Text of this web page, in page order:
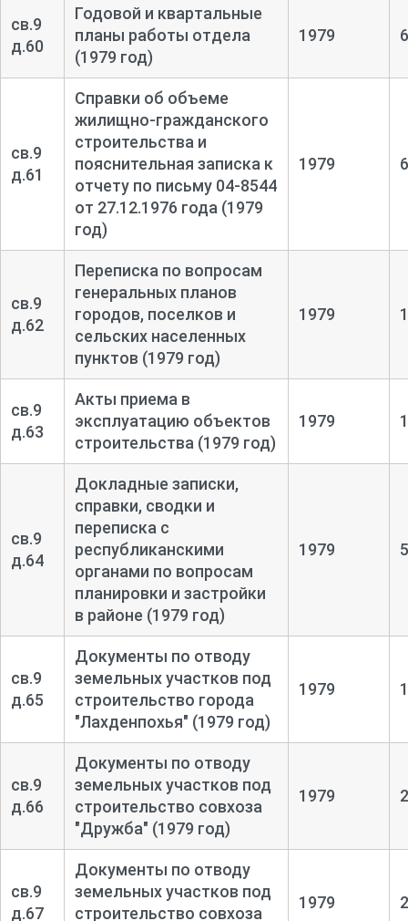
св.9
д.60
Годовой и квартальные
планы работы отдела
(1979 год)
1979 6
св.9
д.61
Справки об объеме
жилищно-гражданского
строительства и
пояснительная записка к
отчету по письму 04-8544
от 27.12.1976 года (1979
год)
1979 6
св.9
д.62
Переписка по вопросам
генеральных планов
городов, поселков и
сельских населенных
пунктов (1979 год)
1979
св.9
д.63
Акты приема в
эксплуатацию объектов
строительства (1979 год)
1979
св.9
д.64
Докладные записки,
справки, сводки и
переписка с
республиканскими
органами по вопросам
планировки и застройки
в районе (1979 год)
1979
св.9
д.65
Документы по отводу
земельных участков под
строительство города
"Лахденпохья" (1979 год)
1979
св.9
д.66
Документы по отводу
земельных участков под
строительство совхоза
"Дружба" (1979 год)
1979
св.9
д.67
Документы по отводу
земельных участков под
строительство совхоза
1979